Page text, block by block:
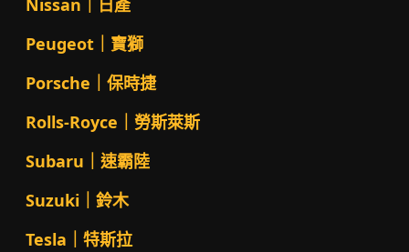
Nissan｜日產
Peugeot｜寶獅
Porsche｜保時捷
Rolls-Royce｜勞斯萊斯
Subaru｜速霸陸
Suzuki｜鈴木
Tesla｜特斯拉